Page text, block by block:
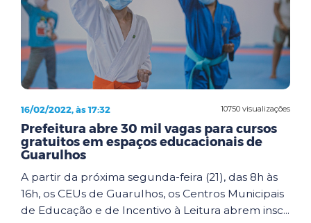
10750 visualizações
16/02/2022, às 17:32
Prefeitura abre 30 mil vagas para cursos
gratuitos em espaços educacionais de
Guarulhos
A partir da próxima segunda-feira (21), das 8h às
16h, os CEUs de Guarulhos, os Centros Municipais
de Educação e de Incentivo à Leitura abrem insc...